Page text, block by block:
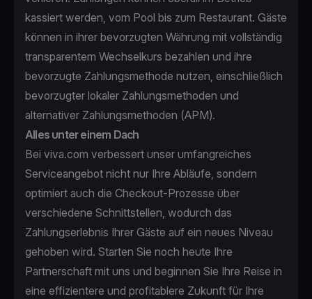
kassiert werden, vom Pool bis zum Restaurant. Gäste
können in ihrer bevorzugten Währung mit vollständig
transparentem Wechselkurs bezahlen und ihre
bevorzugte Zahlungsmethode nutzen, einschließlich
bevorzugter lokaler Zahlungsmethoden und
alternativer Zahlungsmethoden (APM).
Alles unter einem Dach
Bei viva.com verbessert unser umfangreiches
Serviceangebot nicht nur Ihre Abläufe, sondern
optimiert auch die Checkout-Prozesse über
verschiedene Schnittstellen, wodurch das
Zahlungserlebnis Ihrer Gäste auf ein neues Niveau
gehoben wird. Starten Sie noch heute Ihre
Partnerschaft mit uns und beginnen Sie Ihre Reise in
eine effizientere und profitablere Zukunft für Ihre